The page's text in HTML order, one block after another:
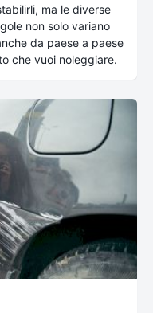
ma le diverse
non solo variano
da paese a paese
che vuoi noleggiare.